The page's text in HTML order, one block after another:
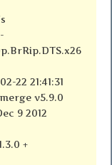
22 21:41:31
v5.9.0
9 2012
+